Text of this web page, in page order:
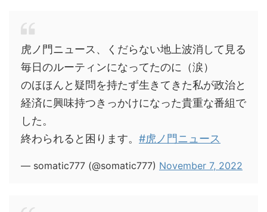
虎ノ門ニュース、くだらない地上波消して見る
毎日のルーティンになってたのに（涙）
のほほんと疑問を持たず生きてきた私が政治と
経済に興味持つきっかけになった貴重な番組で
した。
終わられると困ります。 #虎ノ門ニュース
— somatic777 (@somatic777) November 7, 2022